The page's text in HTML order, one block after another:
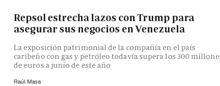
Repsol estrecha lazos con Trump para
asegurar sus negocios en Venezuela
La exposición patrimonial de la compañía en el país
caribeño con gas y petróleo todavía supera los 300
de euros a junio de este año
Raúl Masa